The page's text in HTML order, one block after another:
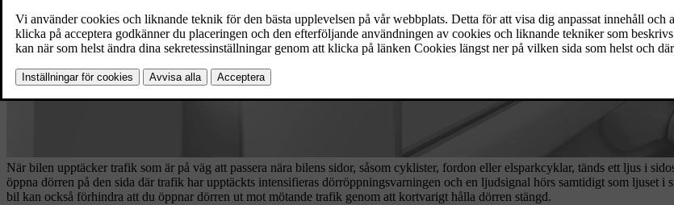
När bilen upptäcker trafik som är på väg att passera nära bilens sidor, såsom cyklister, fordon eller elsparkcyklar, tänds ett ljus i
öppna dörren på den sida där trafik har upptäckts intensifieras dörröppningsvarningen och en ljudsignal hörs samtidigt som ljuset i
bil kan också förhindra att du öppnar dörren ut mot mötande trafik genom att kortvarigt hålla dörren stängd.